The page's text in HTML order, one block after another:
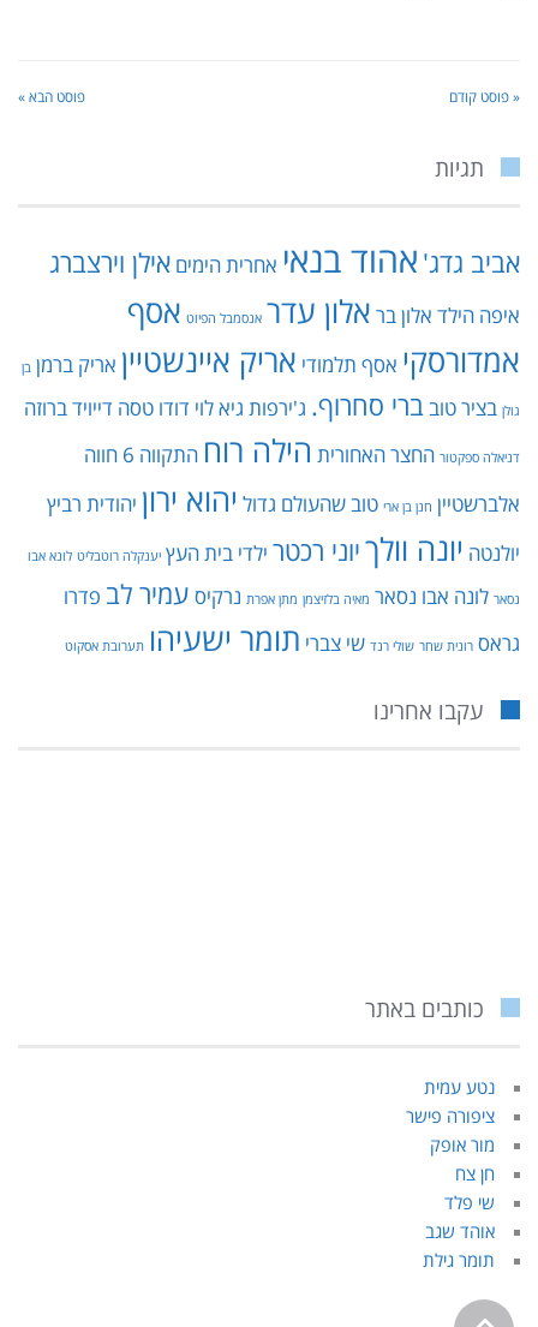
« פוסט קודם פוסט הבא »
תגיות
אביב גדג' אהוד בנאי אחרית הימים אילן וירצברג
איפה הילד אלון בר אלון עדר אנסמבל הפיוט אסף
אמדורסקי אסף תלמודי אריק איינשטיין אריק ברמן בן
גולן בציר טובברי סחרוף. ג'ירפות גיא לוי דודו טסה דייויד ברוזה
דניאלה ספקטור החצר האחורית הילה רוח התקווה 6
חווה
אלברשטיין חנן בן ארי טוב שהעולם גדול יהוא ירון יהודית רביץ
יולנטה יונה וולךיוני רכטר ילדי בית העץ יענקלה רוטבליט לונא אבו
נסאר לונה אבו נסאר מאיה בלזיצמן מתן אפרת נרקיס עמיר לב פדרו
גראס רונית שחר שולי רנד שי צברי תומר ישעיהו תערובת אסקוט
עקבו אחרינו
כותבים באתר
נטע עמית
ציפורה פישר
מור אופק
חן צח
שי פלד
אוהד שגב
תומר גילת